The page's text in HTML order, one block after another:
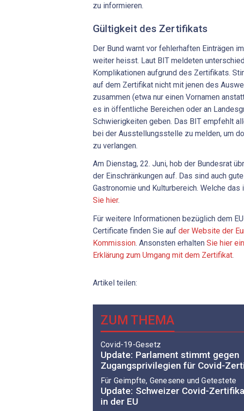
zu informieren.
Gültigkeit des Zertifikats
Der Bund warnt vor fehlerhaften Einträgen
weiter heisst. Laut BIT meldeten
Komplikationen aufgrund des Zertifikats.
auf dem Zertifikat nicht mit jenen des
zusammen (etwa nur einen Vornamen
es in öffentliche Bereichen oder an
Schwierigkeiten geben. Das BIT empfehlt
bei der Ausstellungsstelle zu melden, um
zu verlangen.
Am Dienstag, 22. Juni, hob der Bundesrat
der Einschränkungen auf. Das sind auch
Gastronomie und Kulturbereich. Welche das
Sie hier.
Für weitere Informationen bezüglich dem
Certificate finden Sie auf der Website der
Kommission. Ansonsten erhalten Sie hier
Erklärung zum Umgang mit dem Zertifikat.
Artikel teilen:
ZUM THEMA
Covid-19-Gesetz
Update: Parlament stimmt gegen
Zugangsprivilegien für Covid-
Für Geimpfte, Genesene und Getestete
Update: Schweizer Covid-
in der EU